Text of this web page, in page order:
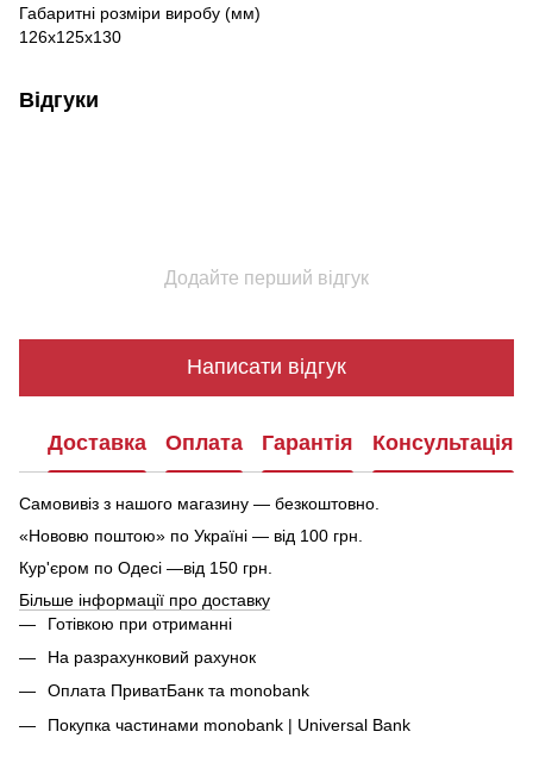
Габаритні розміри виробу (мм)
126x125x130
Відгуки
Додайте перший відгук
Написати відгук
Доставка Оплата Гарантія Консультація
Самовивіз з нашого магазину — безкоштовно.
«Нововю поштою» по Україні — від 100 грн.
Кур'єром по Одесі —від 150 грн.
Більше інформації про доставку
Готівкою при отриманні
На разрахунковий рахунок
Оплата ПриватБанк та monobank
Покупка частинами monobank | Universal Bank